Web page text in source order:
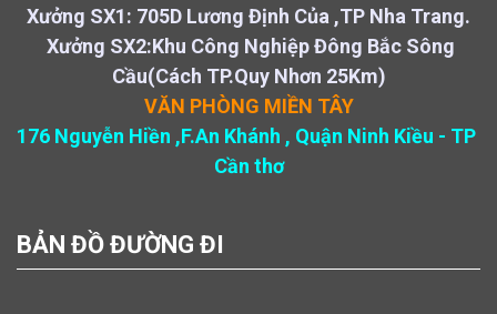
Xưởng SX1: 705D Lương Định Của ,TP Nha Trang.
Xưởng SX2:Khu Công Nghiệp Đông Bắc Sông
Cầu(Cách TP.Quy Nhơn 25Km)
VĂN PHÒNG MIỀN TÂY
176 Nguyễn Hiền ,F.An Khánh , Quận Ninh Kiều - TP
Cần thơ
BẢN ĐỒ ĐƯỜNG ĐI